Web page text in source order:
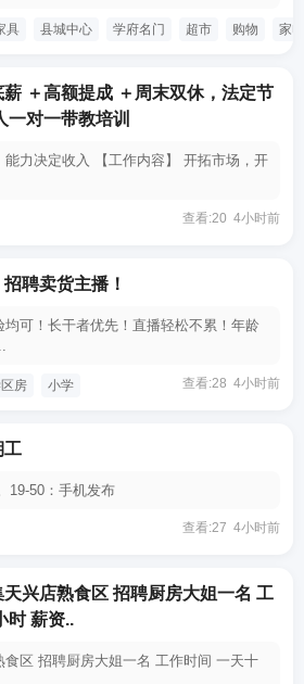
具 县城中心 学府名门 超市 购物 家电
＋高额提成 ＋周末双休，法定节
对一带教培训
力决定收入 【工作内容】 开拓市场，开
查看:20 4小时前
聘卖货主播！
可！长干者优先！直播轻松不累！年龄
房 小学 查看:28 4小时前
工
19-50：手机发布
查看:27 4小时前
兴店熟食区 招聘厨房大姐一名 工
时 薪资..
区 招聘厨房大姐一名 工作时间 一天十